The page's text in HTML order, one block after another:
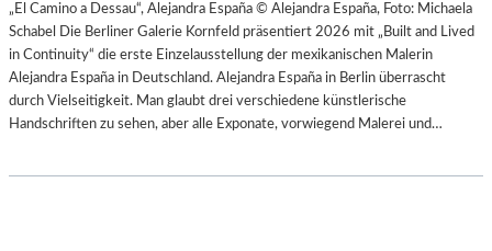
„El Camino a Dessau“, Alejandra España © Alejandra España, Foto: Michaela
Schabel Die Berliner Galerie Kornfeld präsentiert 2026 mit „Built and Lived
in Continuity“ die erste Einzelausstellung der mexikanischen Malerin
Alejandra España in Deutschland. Alejandra España in Berlin überrascht
durch Vielseitigkeit. Man glaubt drei verschiedene künstlerische
Handschriften zu sehen, aber alle Exponate, vorwiegend Malerei und…